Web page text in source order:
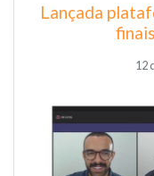
Lançada
12